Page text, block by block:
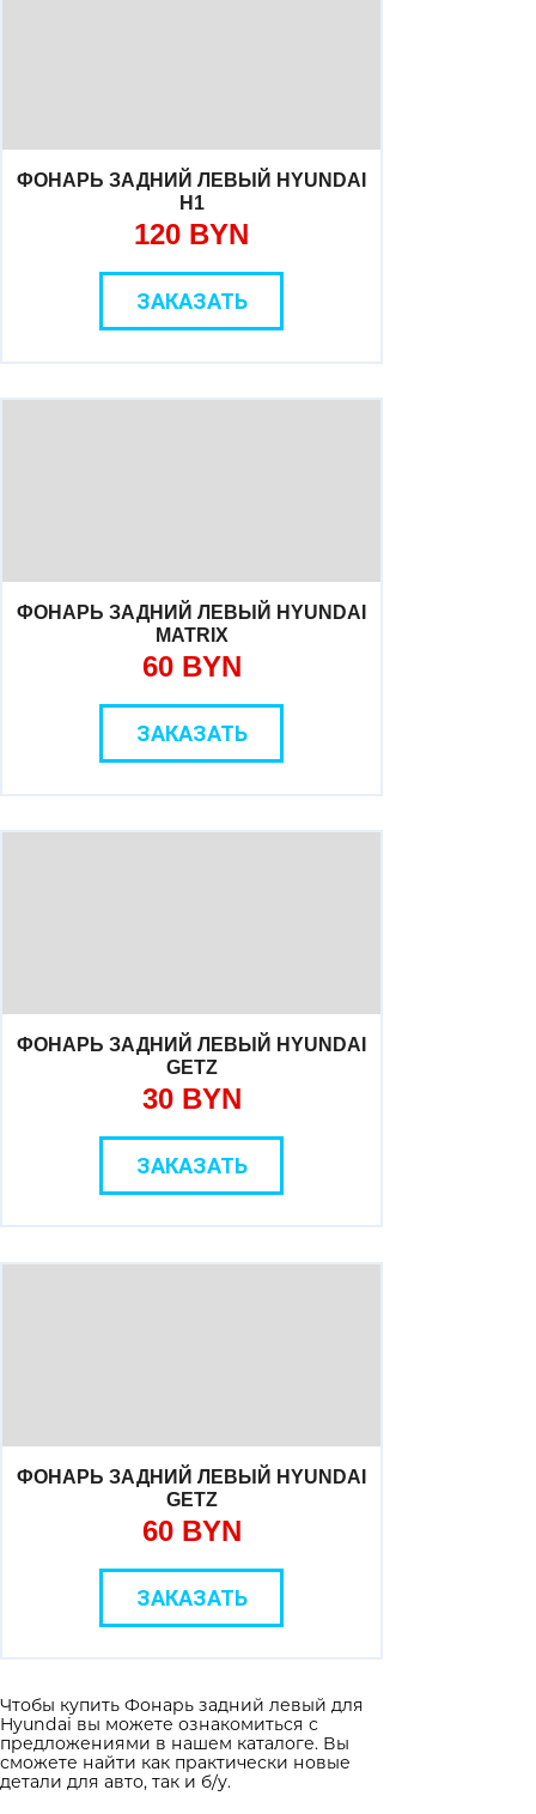
ФОНАРЬ ЗАДНИЙ ЛЕВЫЙ HYUNDAI
H1
120 BYN
ЗАКАЗАТЬ
ФОНАРЬ ЗАДНИЙ ЛЕВЫЙ HYUNDAI
MATRIX
60 BYN
ЗАКАЗАТЬ
ФОНАРЬ ЗАДНИЙ ЛЕВЫЙ HYUNDAI
GETZ
30 BYN
ЗАКАЗАТЬ
ФОНАРЬ ЗАДНИЙ ЛЕВЫЙ HYUNDAI
GETZ
60 BYN
ЗАКАЗАТЬ
Чтобы купить Фонарь задний левый для
Hyundai вы можете ознакомиться с
предложениями в нашем каталоге. Вы
сможете найти как практически новые
детали для авто, так и б/у.